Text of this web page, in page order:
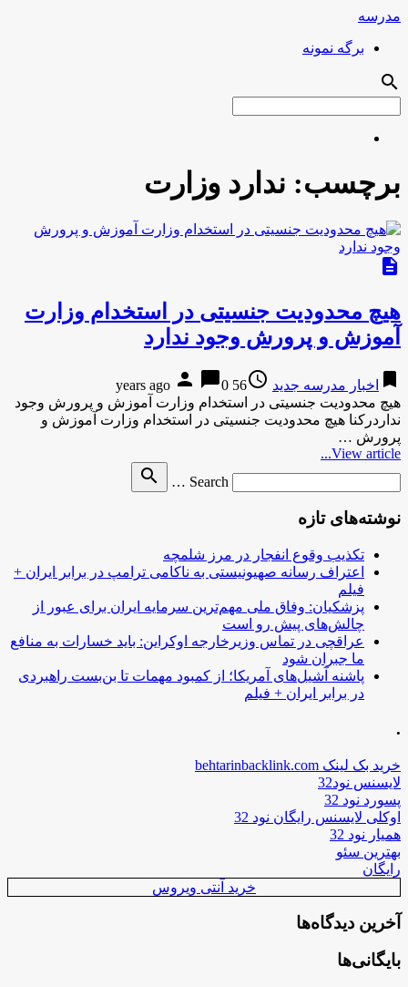
مدرسه
برگه نمونه
search
برچسب: ندارد وزارت
description
هیچ محدودیت جنسیتی در استخدام وزارت
آموزش و پرورش وجود ندارد
bookmark اخبار مدرسه جدید access_time
56 years ago
person chat_bubble0
هیچ محدودیت جنسیتی در استخدام وزارت آموزش و پرورش وجود
نداردرکنا هیچ محدودیت جنسیتی در استخدام وزارت آموزش و
پرورش …
View article...
Search …
search
نوشته‌های تازه
تکذیب وقوع انفجار در مرز شلمچه
اعتراف رسانه صهیونیستی به ناکامی ترامپ در برابر ایران +
فیلم
پزشکیان: وفاق ملی مهم‌ترین سرمایه ایران برای عبور از
چالش‌های پیش رو است
عراقچی در تماس وزیرخارجه اوکراین: باید خسارات به منافع
ما جبران شود
پاشنه آشیل‌های آمریکا؛ از کمبود مهمات تا بن‌بست راهبردی
در برابر ایران + فیلم
.
خرید بک لینک behtarinbacklink.com
لایسنس نود32
پسورد نود 32
اوکلی لایسنس رایگان نود 32
همیار نود 32
بهترین سئو
رایگان
خرید آنتی ویروس
آخرین دیدگاه‌ها
بایگانی‌ها